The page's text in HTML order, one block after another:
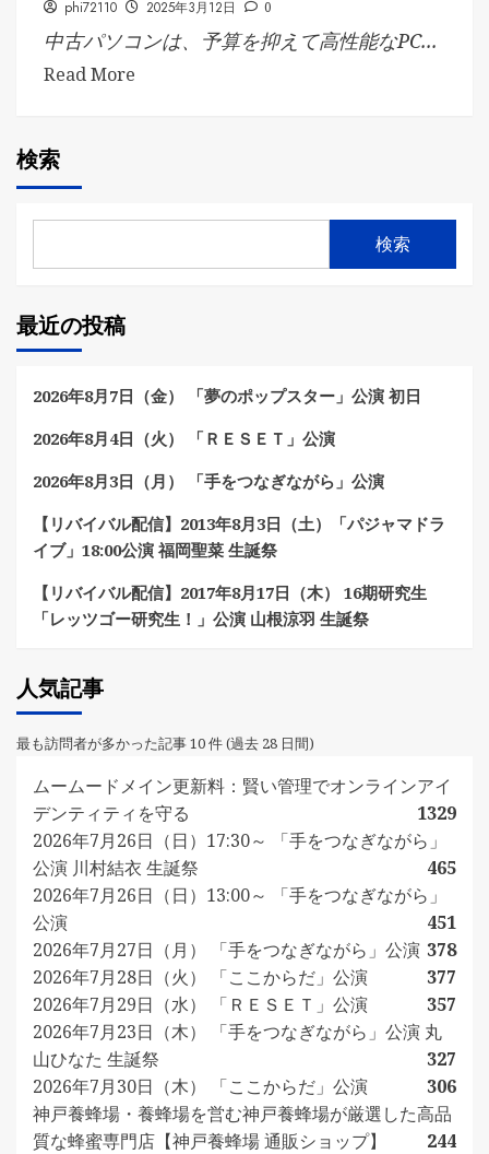
phi72110 2025年3月12日 0
中古パソコンは、予算を抑えて高性能なPC...
Read More
検索
検索
最近の投稿
2026年8月7日（金） 「夢のポップスター」公演 初日
2026年8月4日（火） 「ＲＥＳＥＴ」公演
2026年8月3日（月） 「手をつなぎながら」公演
【リバイバル配信】2013年8月3日（土）「パジャマドラ
イブ」18:00公演 福岡聖菜 生誕祭
【リバイバル配信】2017年8月17日（木） 16期研究生
「レッツゴー研究生！」公演 山根涼羽 生誕祭
人気記事
最も訪問者が多かった記事 10 件 (過去 28 日間)
ムームードメイン更新料：賢い管理でオンラインアイ
デンティティを守る
1329
2026年7月26日（日）17:30～ 「手をつなぎながら」
公演 川村結衣 生誕祭
465
2026年7月26日（日）13:00～ 「手をつなぎながら」
公演
451
2026年7月27日（月） 「手をつなぎながら」公演 378
2026年7月28日（火） 「ここからだ」公演
377
2026年7月29日（水） 「ＲＥＳＥＴ」公演
357
2026年7月23日（木） 「手をつなぎながら」公演 丸
山ひなた 生誕祭
327
2026年7月30日（木） 「ここからだ」公演
306
神戸養蜂場・養蜂場を営む神戸養蜂場が厳選した高品
質な蜂蜜専門店【神戸養蜂場 通販ショップ】
244